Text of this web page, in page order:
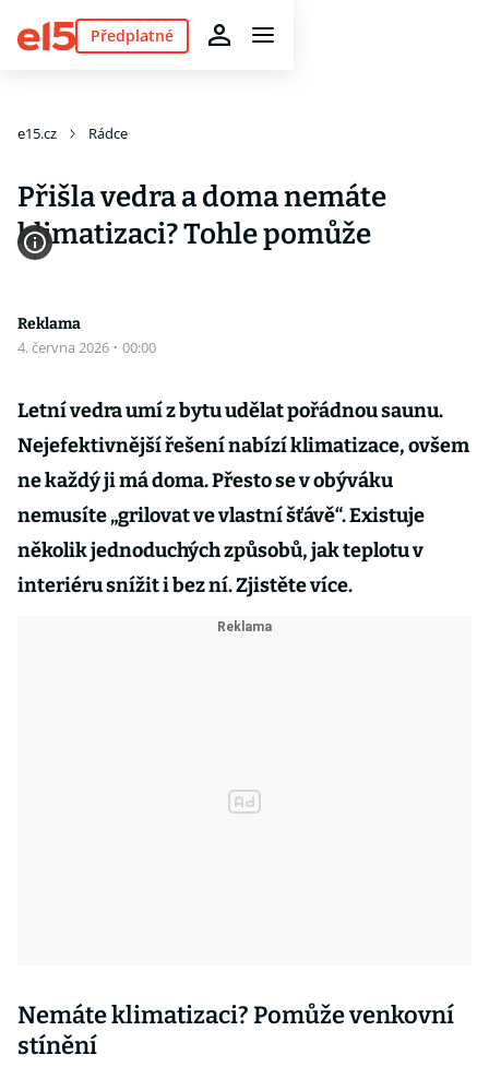
Předplatné
e15.cz Rádce
Přišla vedra a doma nemáte
klimatizaci? Tohle pomůže
Reklama
4. června 2026 · 00:00
Letní vedra umí z bytu udělat pořádnou saunu.
Nejefektivnější řešení nabízí klimatizace, ovšem
ne každý ji má doma. Přesto se v obýváku
nemusíte „grilovat ve vlastní šťávě“. Existuje
několik jednoduchých způsobů, jak teplotu v
interiéru snížit i bez ní. Zjistěte více.
Nemáte klimatizaci? Pomůže venkovní
stínění